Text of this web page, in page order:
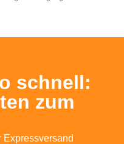
schnell:
zum
Expressversand